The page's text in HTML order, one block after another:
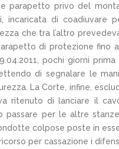
parapetto privo del
incaricata di
che tra l’altro
di protezione fino
pochi giorni
di segnalare le
La Corte, infine,
ritenuto di lanciare il
per le altre
colpose poste in
per cassazione i